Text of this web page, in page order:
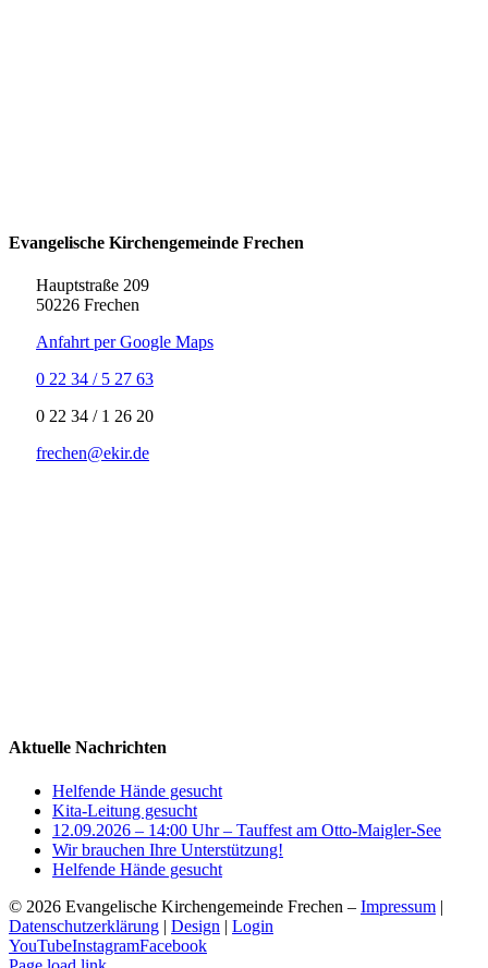
Evangelische Kirchengemeinde Frechen
Hauptstraße 209
50226 Frechen
Anfahrt per Google Maps
0 22 34 / 5 27 63
‍0 22 34 / ‍1 26 20
frechen@ekir.de
Aktuelle Nachrichten
Helfende Hände gesucht
Kita-Leitung gesucht
12.09.2026 – 14:00 Uhr – Tauffest am Otto-Maigler-See
Wir brauchen Ihre Unterstützung!
Helfende Hände gesucht
© 2026 Evangelische Kirchengemeinde Frechen – Impressum |
Datenschutzerklärung | Design | Login
YouTubeInstagramFacebook